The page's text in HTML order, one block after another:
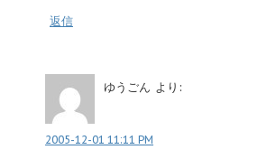
返信
ゆうごん より:
2005-12-01 11:11 PM